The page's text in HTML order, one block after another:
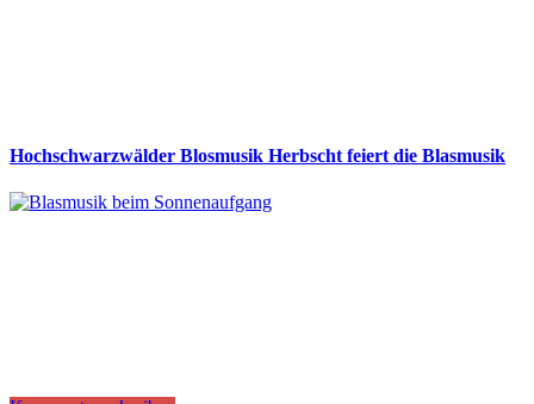
Hochschwarzwälder Blosmusik Herbscht feiert die Blasmusik